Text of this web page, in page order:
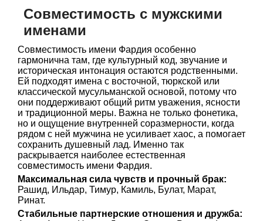
Совместимость с мужскими
именами
Совместимость имени Фардия особенно
гармонична там, где культурный код, звучание и
историческая интонация остаются родственными.
Ей подходят имена с восточной, тюркской или
классической мусульманской основой, потому что
они поддерживают общий ритм уважения, ясности
и традиционной меры. Важна не только фонетика,
но и ощущение внутренней соразмерности, когда
рядом с ней мужчина не усиливает хаос, а помогает
сохранить душевный лад. Именно так
раскрывается наиболее естественная
совместимость имени Фардия.
Максимальная сила чувств и прочный брак:
Рашид, Ильдар, Тимур, Камиль, Булат, Марат,
Ринат.
Стабильные партнерские отношения и дружба: